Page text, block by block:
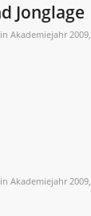
Jonglage
in Akademiejahr 2009,
in Akademiejahr 2009,